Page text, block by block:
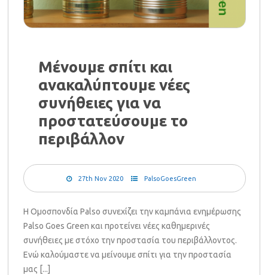
Μένουμε σπίτι και
ανακαλύπτουμε νέες
συνήθειες για να
προστατεύσουμε το
περιβάλλον
27th Nov 2020 PalsoGoesGreen
Η Ομοσπονδία Palso συνεχίζει την καμπάνια ενημέρωσης
Palso Goes Green και προτείνει νέες καθημερινές
συνήθειες με στόχο την προστασία του περιβάλλοντος.
Ενώ καλούμαστε να μείνουμε σπίτι για την προστασία
μας [...]